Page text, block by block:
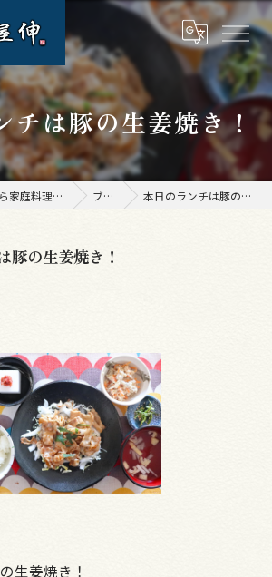
チは豚の生姜焼き！
西明石の居酒屋なら家庭料理と肉 居酒屋 伸 ブログ 本日のランチは豚の生姜焼き！
豚の生姜焼き！
生姜焼き！